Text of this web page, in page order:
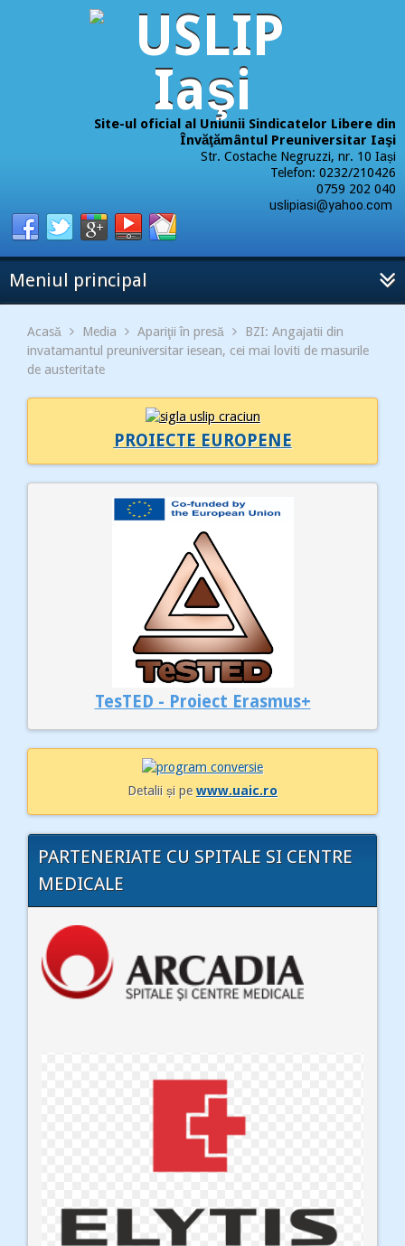
Site-ul oficial al Uniunii Sindicatelor Libere din
Învăţământul Preuniversitar Iaşi
Str. Costache Negruzzi, nr. 10 Iași
Telefon: 0232/210426
0759 202 040
uslipiasi@yahoo.com
Meniul principal
Acasă Media Apariţii în presă
BZI: Angajatii din
invatamantul preuniversitar iesean, cei mai loviti de masurile
de austeritate
PROIECTE EUROPENE
TesTED - Proiect Erasmus+
Detalii și pewww.uaic.ro
PARTENERIATE CU SPITALE SI CENTRE
MEDICALE